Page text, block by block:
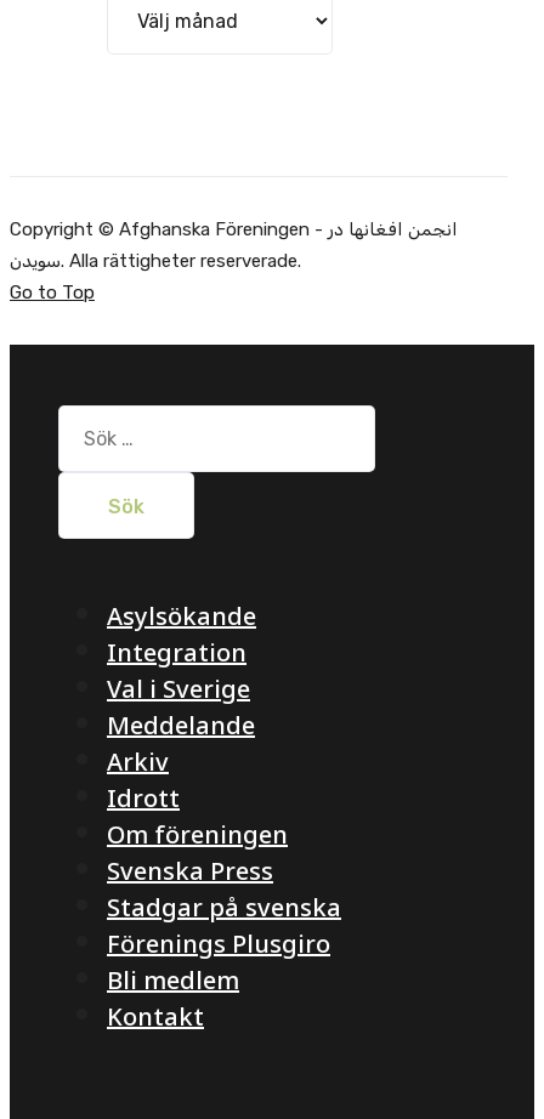
Copyright © Afghanska Föreningen - انجمن افغانها در
سویدن. Alla rättigheter reserverade.
Go to Top
Sök
efter:
Asylsökande
Integration
Val i Sverige
Meddelande
Arkiv
Idrott
Om föreningen
Svenska Press
Stadgar på svenska
Förenings Plusgiro
Bli medlem
Kontakt